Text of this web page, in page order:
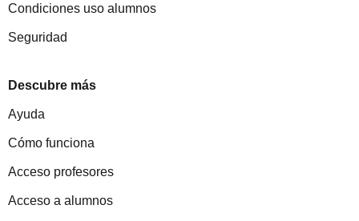
Condiciones uso alumnos
Seguridad
Descubre más
Ayuda
Cómo funciona
Acceso profesores
Acceso a alumnos